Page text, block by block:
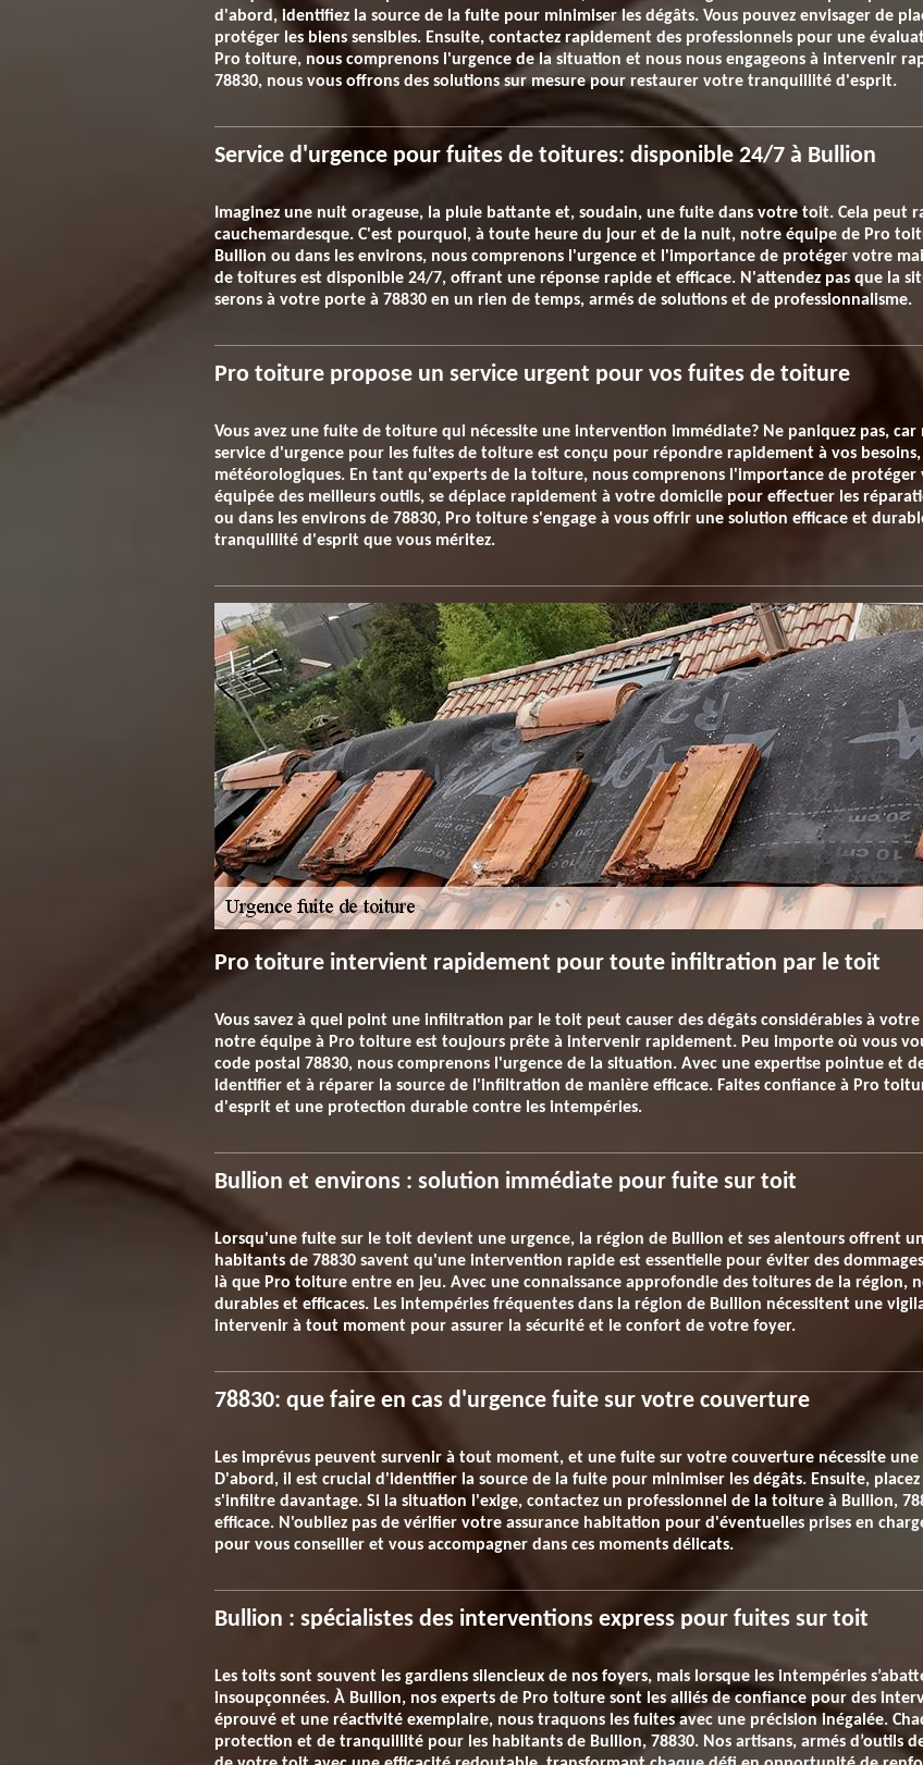
d'abord, identifiez la source de la fuite pour minimiser les dégâts. Vous pouvez envisager de
protéger les biens sensibles. Ensuite, contactez rapidement des professionnels pour une
Pro toiture, nous comprenons l'urgence de la situation et nous nous engageons à intervenir
78830, nous vous offrons des solutions sur mesure pour restaurer votre tranquillité d'esprit.
Service d'urgence pour fuites de toitures: disponible 24/7 à Bullion
Imaginez une nuit orageuse, la pluie battante et, soudain, une fuite dans votre toit. Cela peut
cauchemardesque. C'est pourquoi, à toute heure du jour et de la nuit, notre équipe de Pro
Bullion ou dans les environs, nous comprenons l'urgence et l'importance de protéger votre
de toitures est disponible 24/7, offrant une réponse rapide et efficace. N'attendez pas que la
serons à votre porte à 78830 en un rien de temps, armés de solutions et de professionnalisme.
Pro toiture propose un service urgent pour vos fuites de toiture
Vous avez une fuite de toiture qui nécessite une intervention immédiate? Ne paniquez pas,
service d'urgence pour les fuites de toiture est conçu pour répondre rapidement à vos
météorologiques. En tant qu'experts de la toiture, nous comprenons l'importance de
équipée des meilleurs outils, se déplace rapidement à votre domicile pour effectuer les
ou dans les environs de 78830, Pro toiture s'engage à vous offrir une solution efficace et
tranquillité d'esprit que vous méritez.
Pro toiture intervient rapidement pour toute infiltration par le toit
Vous savez à quel point une infiltration par le toit peut causer des dégâts considérables à
notre équipe à Pro toiture est toujours prête à intervenir rapidement. Peu importe où vous
code postal 78830, nous comprenons l'urgence de la situation. Avec une expertise pointue et
identifier et à réparer la source de l'infiltration de manière efficace. Faites confiance à Pro
d'esprit et une protection durable contre les intempéries.
Bullion et environs : solution immédiate pour fuite sur toit
Lorsqu'une fuite sur le toit devient une urgence, la région de Bullion et ses alentours offrent
habitants de 78830 savent qu'une intervention rapide est essentielle pour éviter des
là que Pro toiture entre en jeu. Avec une connaissance approfondie des toitures de la région,
durables et efficaces. Les intempéries fréquentes dans la région de Bullion nécessitent une
intervenir à tout moment pour assurer la sécurité et le confort de votre foyer.
78830: que faire en cas d'urgence fuite sur votre couverture
Les imprévus peuvent survenir à tout moment, et une fuite sur votre couverture nécessite
D'abord, il est crucial d'identifier la source de la fuite pour minimiser les dégâts. Ensuite,
s'infiltre davantage. Si la situation l'exige, contactez un professionnel de la toiture à Bullion,
efficace. N'oubliez pas de vérifier votre assurance habitation pour d'éventuelles prises en
pour vous conseiller et vous accompagner dans ces moments délicats.
Bullion : spécialistes des interventions express pour fuites sur toit
Les toits sont souvent les gardiens silencieux de nos foyers, mais lorsque les intempéries
insoupçonnées. À Bullion, nos experts de Pro toiture sont les alliés de confiance pour des
éprouvé et une réactivité exemplaire, nous traquons les fuites avec une précision inégalée.
protection et de tranquillité pour les habitants de Bullion, 78830. Nos artisans, armés d’outils